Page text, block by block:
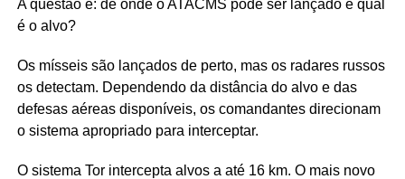
A questão é: de onde o ATACMS pode ser lançado e qual
é o alvo?
Os mísseis são lançados de perto, mas os radares russos
os detectam. Dependendo da distância do alvo e das
defesas aéreas disponíveis, os comandantes direcionam
o sistema apropriado para interceptar.
O sistema Torintercepta alvos a até 16 km. O mais novo